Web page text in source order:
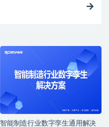
智能制造行业数字孪生通用解决